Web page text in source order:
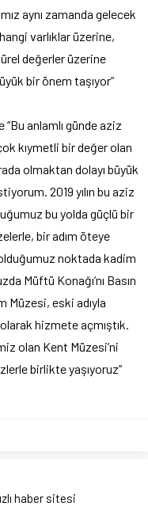
aynı zamanda gelecek
varlıklar üzerine,
değerler üzerine
bir önem taşıyor”
anlamlı günde aziz
kıymetli bir değer olan
olmaktan dolayı büyük
2019 yılın bu aziz
bu yolda güçlü bir
bir adım öteye
noktada kadim
Müftü Konağı’nı Basın
Müzesi, eski adıyla
hizmete açmıştık.
olan Kent Müzesi’ni
birlikte yaşıyoruz”
haber sitesi